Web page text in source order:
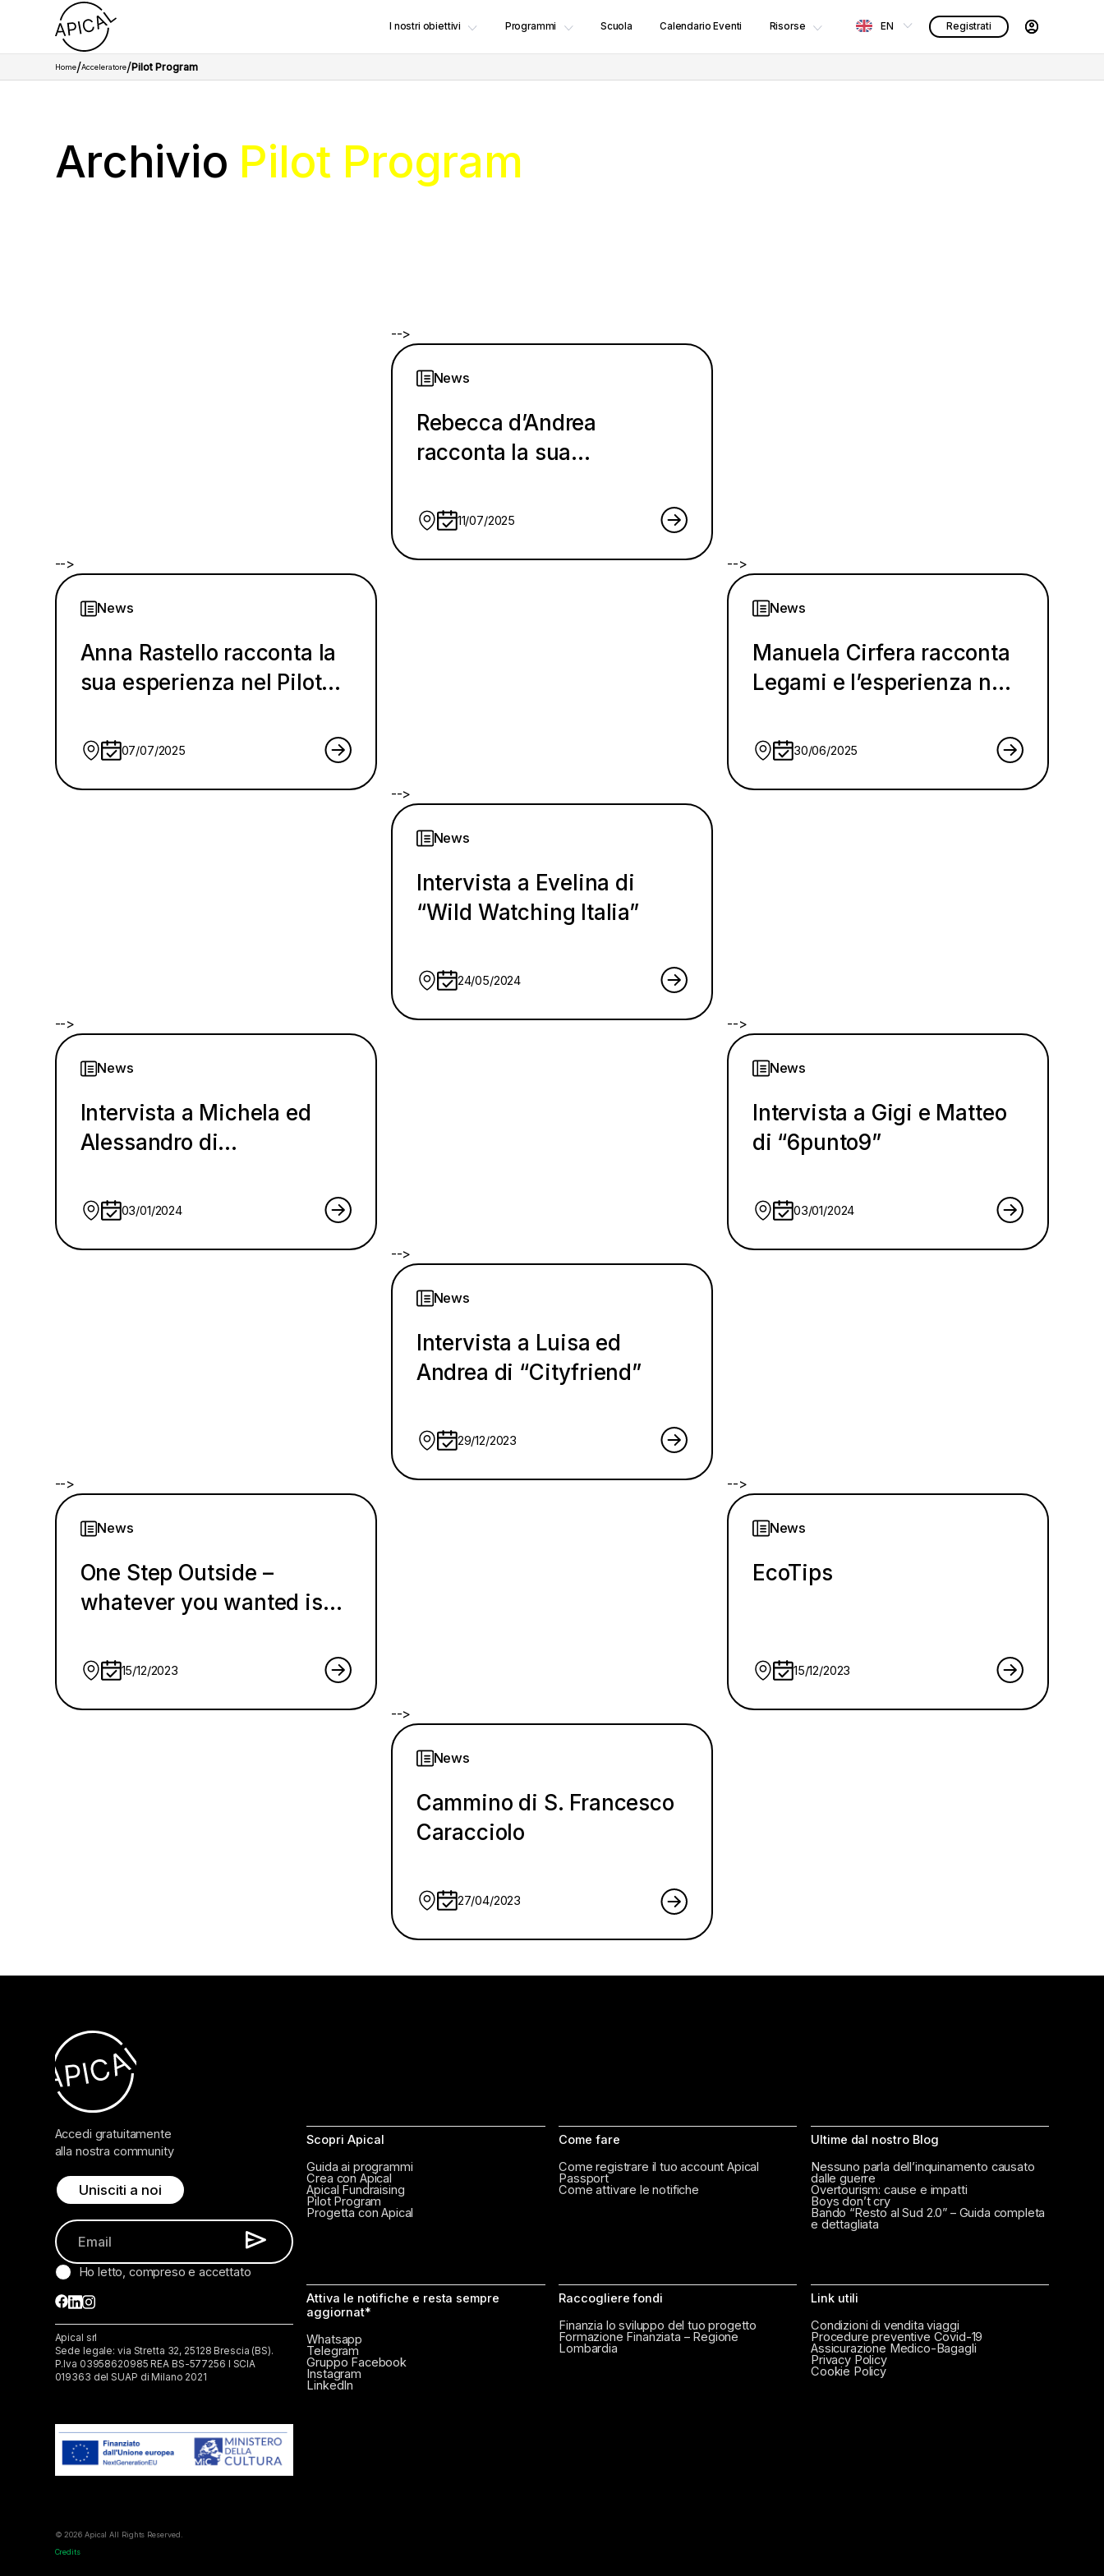
I nostri obiettivi Programmi Scuola Calendario Eventi Risorse EN Registrati
Home/Acceleratore/Pilot Program
Archivio Pilot Program
-->
News
Rebecca d’Andrea
racconta la sua
Program
11/07/2025
-->
News
Anna Rastello racconta la
sua esperienza nel Pilot
07/07/2025
-->
News
Manuela Cirfera racconta
Legami e l’esperienza nel
30/06/2025
-->
News
Intervista a Evelina di
“Wild Watching Italia”
24/05/2024
-->
News
Intervista a Michela ed
Alessandro di
03/01/2024
-->
News
Intervista a Gigi e Matteo
di “6punto9”
03/01/2024
-->
News
Intervista a Luisa ed
Andrea di “Cityfriend”
29/12/2023
-->
News
One Step Outside –
whatever you wanted is
comfort zone
15/12/2023
-->
News
EcoTips
15/12/2023
-->
News
Cammino di S. Francesco
Caracciolo
27/04/2023
Accedi gratuitamente
alla nostra community
Unisciti a noi
Ho letto, compreso e accettato
Apical srl
Sede legale: via Stretta 32, 25128 Brescia (BS).
P.lva 03958620985 REA BS-577256 I SCIA
019363 del SUAP di Milano 2021
Scopri Apical
Guida ai programmi
Crea con Apical
Apical Fundraising
Pilot Program
Progetta con Apical
Attiva le notifiche e resta sempre
aggiornat*
Whatsapp
Telegram
Gruppo Facebook
Instagram
LinkedIn
Come fare
Come registrare il tuo account Apical
Passport
Come attivare le notifiche
Raccogliere fondi
Finanzia lo sviluppo del tuo progetto
Formazione Finanziata – Regione
Lombardia
Ultime dal nostro Blog
Nessuno parla dell’inquinamento causato
dalle guerre
Overtourism: cause e impatti
Boys don’t cry
Bando “Resto al Sud 2.0” – Guida completa
e dettagliata
Link utili
Condizioni di vendita viaggi
Procedure preventive Covid-19
Assicurazione Medico-Bagagli
Privacy Policy
Cookie Policy
© 2026 Apical All Rights Reserved.
Credits